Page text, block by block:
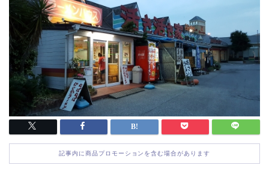
記事内に商品プロモーションを含む場合があります